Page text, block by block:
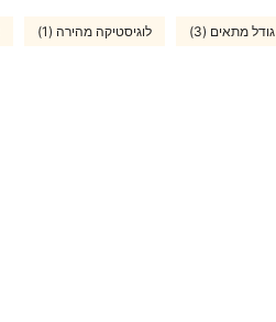
גודל מתאים (3) לוגיסטיקה מהירה (1)